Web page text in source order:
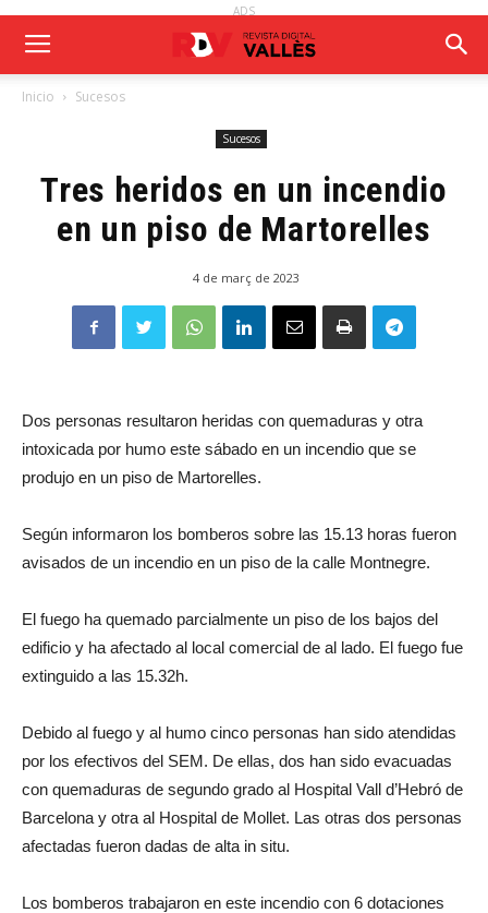
ADS
Inicio Sucesos
Sucesos
Tres heridos en un incendio
en un piso de Martorelles
4 de març de 2023
Dos personas resultaron heridas con quemaduras y otra
intoxicada por humo este sábado en un incendio que se
produjo en un piso de Martorelles.
Según informaron los bomberos sobre las 15.13 horas fueron
avisados de un incendio en un piso de la calle Montnegre.
El fuego ha quemado parcialmente un piso de los bajos del
edificio y ha afectado al local comercial de al lado. El fuego fue
extinguido a las 15.32h.
Debido al fuego y al humo cinco personas han sido atendidas
por los efectivos del SEM. De ellas, dos han sido evacuadas
con quemaduras de segundo grado al Hospital Vall d’Hebró de
Barcelona y otra al Hospital de Mollet. Las otras dos personas
afectadas fueron dadas de alta in situ.
Los bomberos trabajaron en este incendio con 6 dotaciones